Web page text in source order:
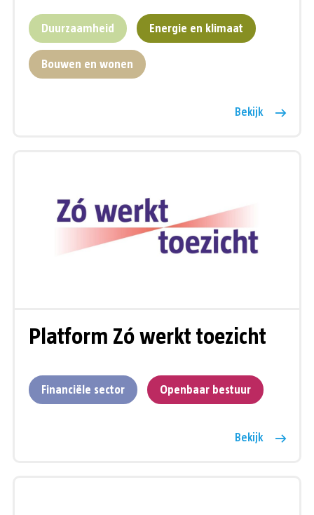
Duurzaamheid Energie en klimaat
Bouwen en wonen
Bekijk
Platform Zó werkt toezicht
Financiële sector Openbaar bestuur
Bekijk